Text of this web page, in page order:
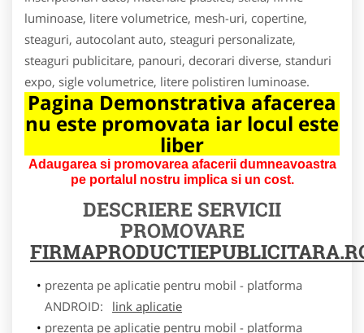
luminoase, litere volumetrice, mesh-uri, copertine,
steaguri, autocolant auto, steaguri personalizate,
steaguri publicitare, panouri, decorari diverse, standuri
expo, sigle volumetrice, litere polistiren luminoase.
Pagina Demonstrativa afacerea
nu este promovata iar locul este
liber
Adaugarea si promovarea afacerii dumneavoastra
pe portalul nostru implica si un cost.
DESCRIERE SERVICII
PROMOVARE
prezenta pe aplicatie pentru mobil - platforma
ANDROID:
link aplicatie
prezenta pe aplicatie pentru mobil - platforma